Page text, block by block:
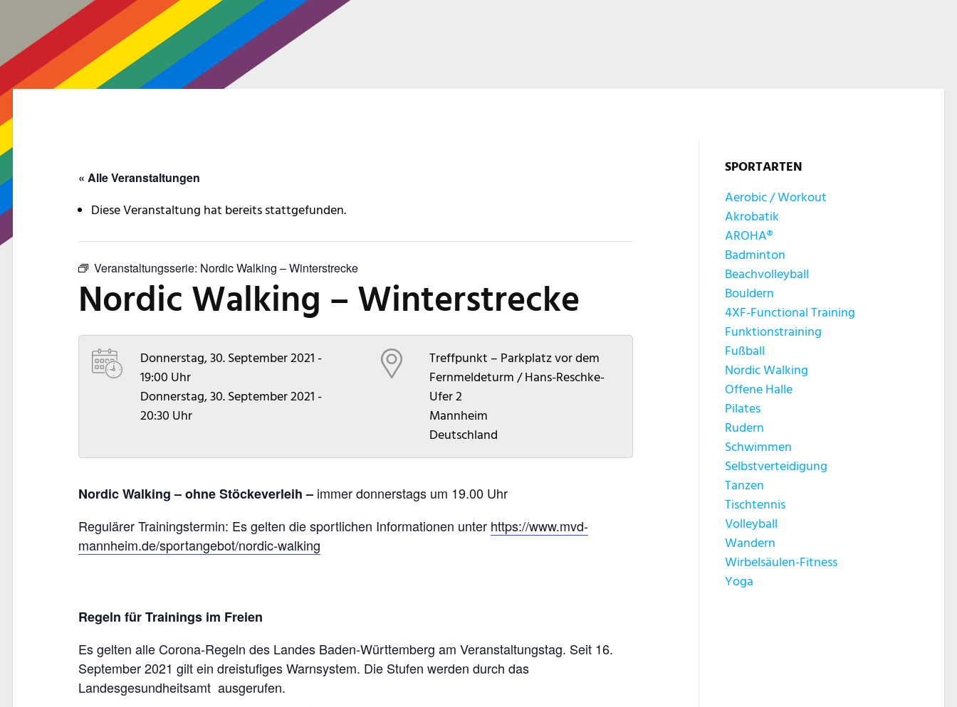
« Alle Veranstaltungen
Diese Veranstaltung hat bereits stattgefunden.
Veranstaltungsserie: Nordic Walking – Winterstrecke
Nordic Walking – Winterstrecke
Donnerstag, 30. September 2021 -
19:00 Uhr
Donnerstag, 30. September 2021 -
20:30 Uhr
Treffpunkt – Parkplatz vor dem
Fernmeldeturm / Hans-Reschke-
Ufer 2
Mannheim
Deutschland
Nordic Walking – ohne Stöckeverleih – immer donnerstags um 19.00 Uhr
Regulärer Trainingstermin: Es gelten die sportlichen Informationen unter https://www.mvd-
mannheim.de/sportangebot/nordic-walking
Regeln für Trainings im Freien
Es gelten alle Corona-Regeln des Landes Baden-Württemberg am Veranstaltungstag. Seit 16.
September 2021 gilt ein dreistufiges Warnsystem. Die Stufen werden durch das
Landesgesundheitsamt ausgerufen.
SPORTARTEN
Aerobic / Workout
Akrobatik
AROHA®
Badminton
Beachvolleyball
Bouldern
4XF-Functional Training
Funktionstraining
Fußball
Nordic Walking
Offene Halle
Pilates
Rudern
Schwimmen
Selbstverteidigung
Tanzen
Tischtennis
Volleyball
Wandern
Wirbelsäulen-Fitness
Yoga